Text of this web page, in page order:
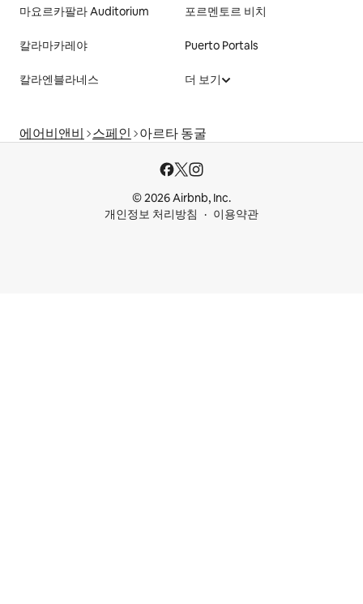
마요르카팔라 Auditorium 포르멘토르 비치
칼라마카레야 Puerto Portals
칼라엔블라네스 더 보기
에어비앤비 스페인 아르타 동굴
© 2026 Airbnb, Inc.
개인정보 처리방침
이용약관